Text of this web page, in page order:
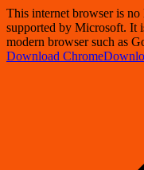
This internet browser is no
supported by Microsoft. It
modern browser such as
Download Chrome